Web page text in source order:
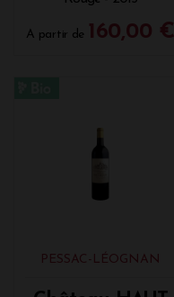
A partir de 160,00 €
PESSAC-LÉOGNAN